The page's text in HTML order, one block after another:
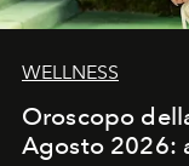
WELLNESS
Oroscopo
Agosto 2026: